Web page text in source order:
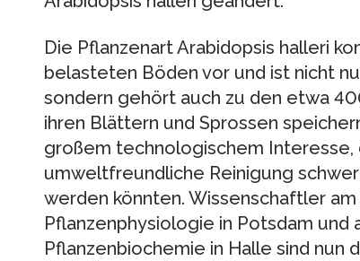
Die Pflanzenart Arabidopsis halleri
belasteten Böden vor und ist nicht
sondern gehört auch zu den etwa
ihren Blättern und Sprossen
großem technologischem
umweltfreundliche Reinigung
werden könnten. Wissenschaftler
Pflanzenphysiologie in Potsdam
Pflanzenbiochemie in Halle sind nun